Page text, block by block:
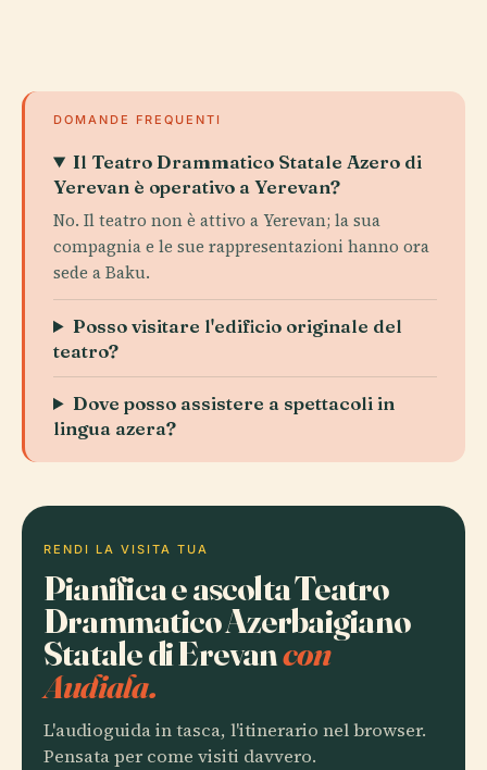
DOMANDE FREQUENTI
Il Teatro Drammatico Statale Azero di
Yerevan è operativo a Yerevan?
No. Il teatro non è attivo a Yerevan; la sua
compagnia e le sue rappresentazioni hanno ora
sede a Baku.
Posso visitare l'edificio originale del
teatro?
Dove posso assistere a spettacoli in
lingua azera?
RENDI LA VISITA TUA
Pianifica e ascolta Teatro
Drammatico Azerbaigiano
Statale di Erevancon
Audiala.
L'audioguida in tasca, l'itinerario nel browser.
Pensata per come visiti davvero.